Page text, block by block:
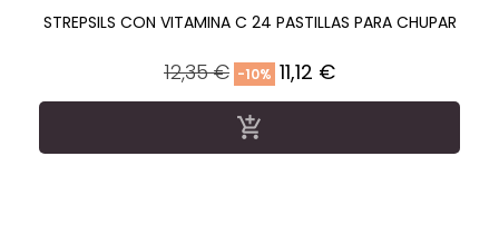
STREPSILS CON VITAMINA C 24 PASTILLAS PARA CHUPAR
Precio
regular
12,35 € -10% Precio
11,12 €
